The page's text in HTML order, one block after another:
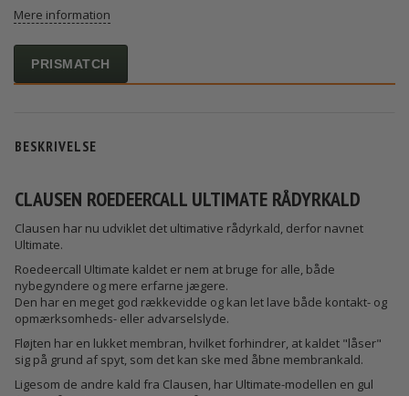
Mere information
PRISMATCH
BESKRIVELSE
CLAUSEN ROEDEERCALL ULTIMATE RÅDYRKALD
Clausen har nu udviklet det ultimative rådyrkald, derfor navnet
Ultimate.
Roedeercall Ultimate kaldet er nem at bruge for alle, både
nybegyndere og mere erfarne jægere.
Den har en meget god rækkevidde og kan let lave både kontakt- og
opmærksomheds- eller advarselslyde.
Fløjten har en lukket membran, hvilket forhindrer, at kaldet "låser"
sig på grund af spyt, som det kan ske med åbne membrankald.
Ligesom de andre kald fra Clausen, har Ultimate-modellen en gul